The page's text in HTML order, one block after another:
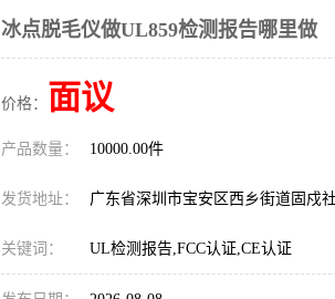
冰点脱毛仪做UL859检测报告哪里做
价格： 面议
产品数量： 10000.00件
发货地址： 广东省深圳市宝安区西乡街道固戍
关键词： UL检测报告,FCC认证,CE认证